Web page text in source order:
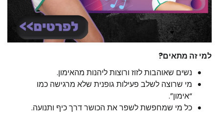
למי זה מתאים?
נשים שאוהבות לזוז ורוצות ליהנות מהאימון.
מי שרוצה לשלב פעילות גופנית שלא מרגישה כמו
“אימון”.
כל מי שמחפשת לשפר את הכושר דרך כיף ותנועה.